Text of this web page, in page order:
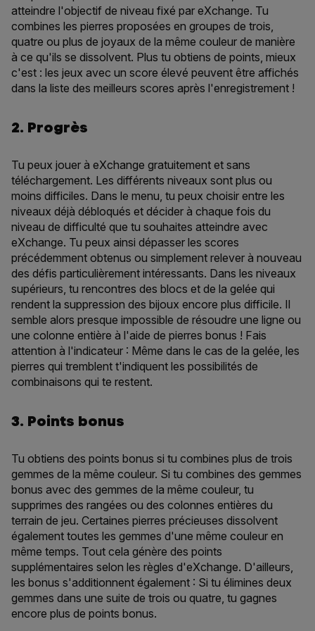
atteindre l'objectif de niveau fixé par eXchange. Tu
combines les pierres proposées en groupes de trois,
quatre ou plus de joyaux de la même couleur de manière
à ce qu'ils se dissolvent. Plus tu obtiens de points, mieux
c'est : les jeux avec un score élevé peuvent être affichés
dans la liste des meilleurs scores après l'enregistrement !
2. Progrès
Tu peux jouer à eXchange gratuitement et sans
téléchargement. Les différents niveaux sont plus ou
moins difficiles. Dans le menu, tu peux choisir entre les
niveaux déjà débloqués et décider à chaque fois du
niveau de difficulté que tu souhaites atteindre avec
eXchange. Tu peux ainsi dépasser les scores
précédemment obtenus ou simplement relever à nouveau
des défis particulièrement intéressants. Dans les niveaux
supérieurs, tu rencontres des blocs et de la gelée qui
rendent la suppression des bijoux encore plus difficile. Il
semble alors presque impossible de résoudre une ligne ou
une colonne entière à l'aide de pierres bonus ! Fais
attention à l'indicateur : Même dans le cas de la gelée, les
pierres qui tremblent t'indiquent les possibilités de
combinaisons qui te restent.
3. Points bonus
Tu obtiens des points bonus si tu combines plus de trois
gemmes de la même couleur. Si tu combines des gemmes
bonus avec des gemmes de la même couleur, tu
supprimes des rangées ou des colonnes entières du
terrain de jeu. Certaines pierres précieuses dissolvent
également toutes les gemmes d'une même couleur en
même temps. Tout cela génère des points
supplémentaires selon les règles d'eXchange. D'ailleurs,
les bonus s'additionnent également : Si tu élimines deux
gemmes dans une suite de trois ou quatre, tu gagnes
encore plus de points bonus.